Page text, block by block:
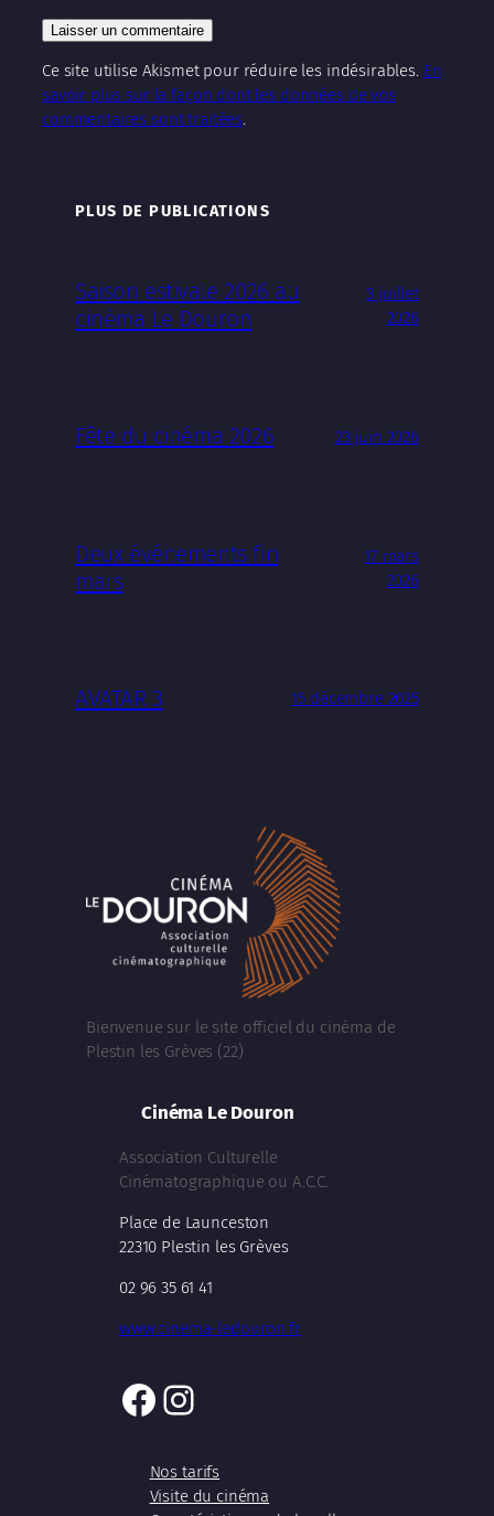
Ce site utilise Akismet pour réduire les indésirables. En
savoir plus sur la façon dont les données de vos
commentaires sont traitées.
PLUS DE PUBLICATIONS
Saison estivale 2026 au
cinéma Le Douron
3 juillet
2026
Fête du cinéma 2026 23 juin 2026
Deux événements fin
mars
17 mars
2026
AVATAR 3 15 décembre 2025
Bienvenue sur le site officiel du cinéma de
Plestin les Grèves (22)
Cinéma Le Douron
Association Culturelle
Cinématographique ou A.C.C.
Place de Launceston
22310 Plestin les Grèves
02 96 35 61 41
www.cinema-ledouron.fr
Facebook
Instagram
Nos tarifs
Visite du cinéma